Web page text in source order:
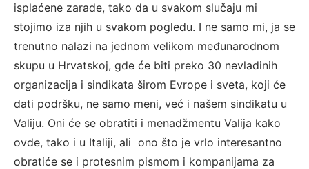
isplaćene zarade, tako da u svakom slučaju mi
stojimo iza njih u svakom pogledu. I ne samo mi, ja se
trenutno nalazi na jednom velikom međunarodnom
skupu u Hrvatskoj, gde će biti preko 30 nevladinih
organizacija i sindikata širom Evrope i sveta, koji će
dati podršku, ne samo meni, već i našem sindikatu u
Valiju. Oni će se obratiti i menadžmentu Valija kako
ovde, tako i u Italiji, ali ono što je vrlo interesantno
obratiće se i protesnim pismom i kompanijama za